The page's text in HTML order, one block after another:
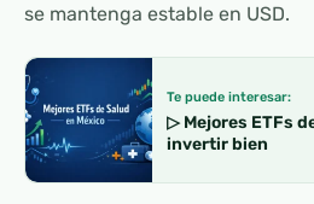
se mantenga estable en USD.
Te puede interesar:
▷ Mejores ETFs
invertir bien